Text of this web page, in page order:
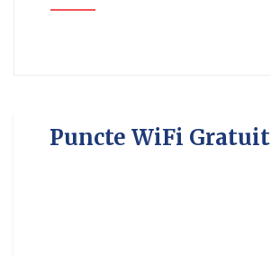
Puncte WiFi Gratuit